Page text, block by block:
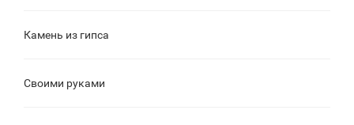
Камень из гипса
Своими руками